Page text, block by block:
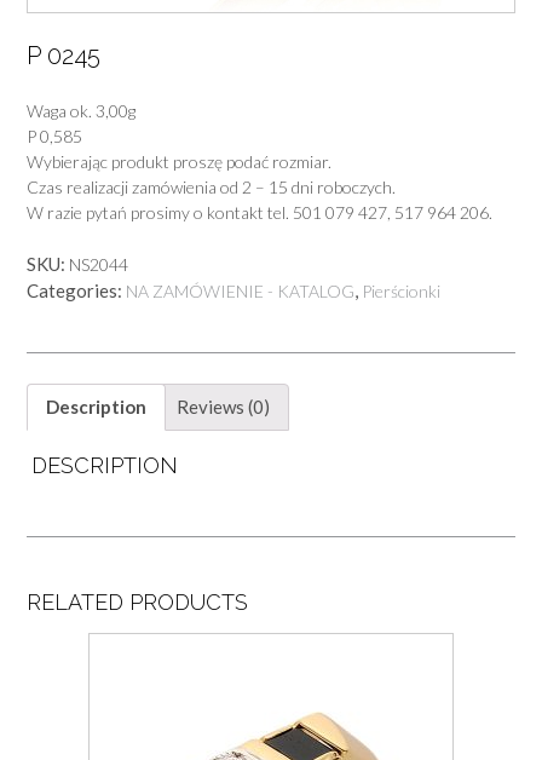
P 0245
Waga ok. 3,00g
P 0,585
Wybierając produkt proszę podać rozmiar.
Czas realizacji zamówienia od 2 – 15 dni roboczych.
W razie pytań prosimy o kontakt tel. 501 079 427, 517 964 206.
SKU: NS2044
Categories: NA ZAMÓWIENIE - KATALOG, Pierścionki
Description Reviews (0)
DESCRIPTION
RELATED PRODUCTS